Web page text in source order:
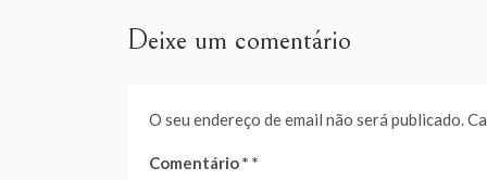
Deixe um comentário
O seu endereço de email não será publicado.
Comentário*